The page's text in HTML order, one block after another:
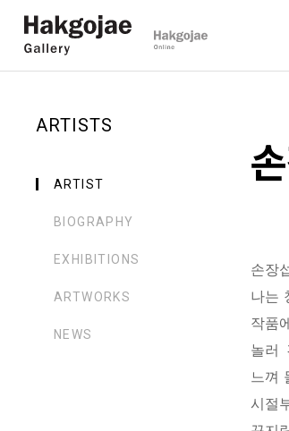
ARTISTS
ARTIST
BIOGRAPHY
EXHIBITIONS
ARTWORKS
NEWS
손장
나는
작품
놀러
느껴
시절